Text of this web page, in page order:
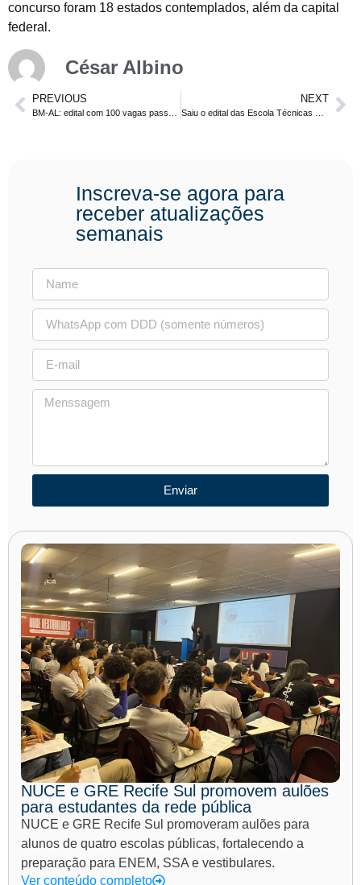
concurso foram 18 estados contemplados, além da capital
federal.
César Albino
PREVIOUS NEXT
Inscreva-se agora para
receber atualizações
semanais
Enviar
NUCE e GRE Recife Sul promovem aulões
para estudantes da rede pública
NUCE e GRE Recife Sul promoveram aulões para
alunos de quatro escolas públicas, fortalecendo a
preparação para ENEM, SSA e vestibulares.
Ver conteúdo completo